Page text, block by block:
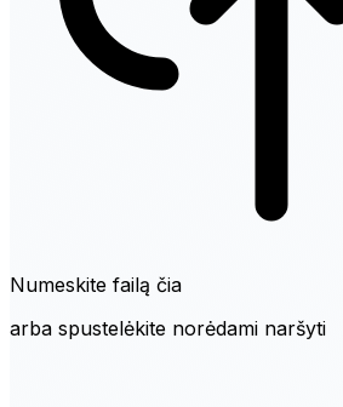
Numeskite failą čia
arba spustelėkite norėdami naršyti